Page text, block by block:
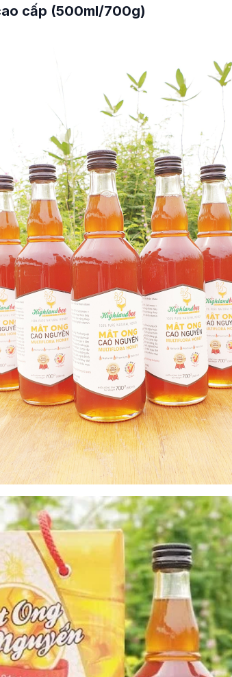
cấp (500ml/700g)